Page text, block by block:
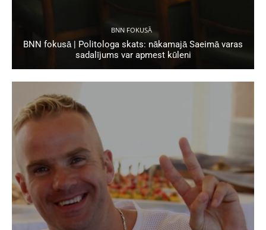
BNN FOKUSĀ
BNN fokusā | Politologa skats: nākamajā Saeimā varas
sadalījums var apmest kūleni